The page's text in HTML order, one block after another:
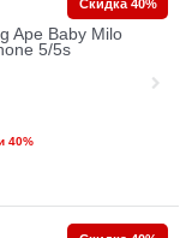
Ape Baby Milo
5/5s
40%
Скидка 40%